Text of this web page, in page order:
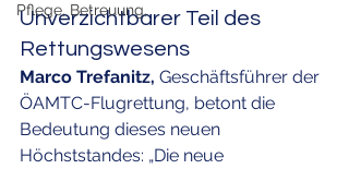
Pflege, Betreuung,
Unverzichtbarer Teil des
Rettungswesens
Marco Trefanitz, Geschäftsführer der
ÖAMTC-Flugrettung, betont die
Bedeutung dieses neuen
Höchststandes: „Die neue